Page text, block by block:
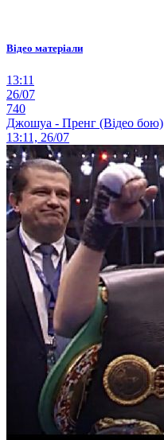
Відео матеріали
13:11
26/07
740
Джошуа - Пренг (Відео бою)
13:11, 26/07